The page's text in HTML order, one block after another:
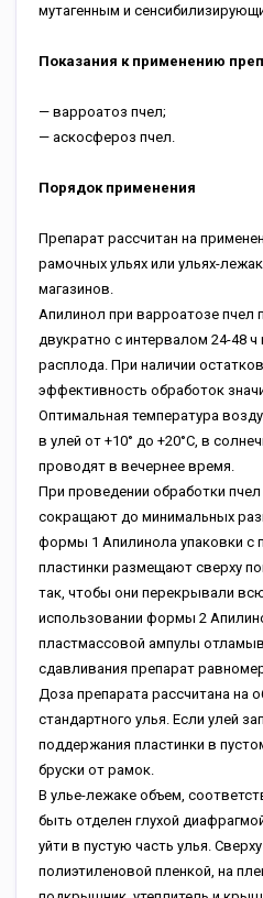
мутагенным и
Показания к применению
— варроатоз пчел;
— аскосфероз пчел.
Порядок применения
Препарат рассчитан на
рамочных ульях или ульях-
магазинов.
Апилинол при варроатозе пчел
двукратно с интервалом 24-48 ч
расплода. При наличии
эффективность обработок
Оптимальная температура
в улей от +10° до +20°С, в
проводят в вечернее время.
При проведении обработки
сокращают до минимальных
формы 1 Апилинола упаковки с
пластинки размещают сверху
так, чтобы они перекрывали
использовании формы 2
пластмассовой ампулы
сдавливания препарат
Доза препарата рассчитана на
стандартного улья. Если улей
поддержания пластинки в
бруски от рамок.
В улье-лежаке объем,
быть отделен глухой
уйти в пустую часть улья.
полиэтиленовой пленкой, на